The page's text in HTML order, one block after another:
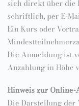
sich direkt über die
schriftlich, per E-
Ein Kurs oder
Die Anmeldung ist
Anzahlung in Höhe
Hinweis zur Online-
Die Darstellung der